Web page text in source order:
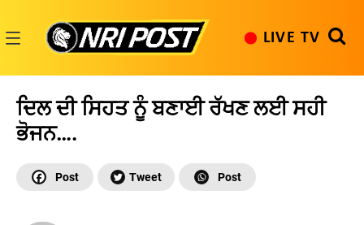
content
LIVE TV
ਦਿਲ ਦੀ ਸਿਹਤ ਨੂੰ ਬਣਾਈ ਰੱਖਣ ਲਈ ਸਹੀ
ਭੋਜਨ….